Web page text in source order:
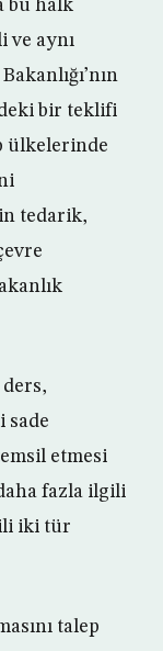
bu halk
ve aynı
bir teklifi
ülkelerinde
tedarik,
sade
etmesi
fazla ilgili
iki tür
talep